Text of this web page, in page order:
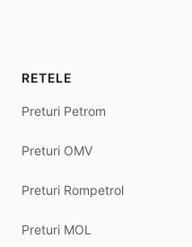
RETELE
Preturi Petrom
Preturi OMV
Preturi Rompetrol
Preturi MOL